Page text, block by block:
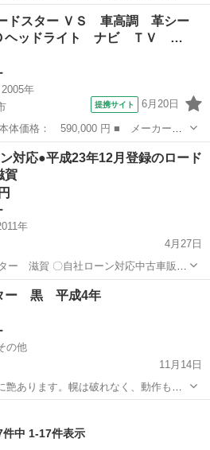
キロ
★（走行管理システム照会済）★ 平成21年...
ロードスター RHT
ドスター ＶＳ 車高調 革シー
ヘッドライト ナビ ＴＶ …
2005年
提携サイト 6月20日
ドスター ■ グレード名： ＶＳ
ドライト ナビ ＴＶ ＥＴＣ ■ 排
ター
対応●平成23年12月登録のロード
賀
年
4月27日
対応中古車販売
される主婦の方や派遣社員の方 ３、自
ー 車両
ー 黒 平成4年
の他
11月14日
あります。幌は破れなく、動作もス
ドです。
件中 1-17件表示